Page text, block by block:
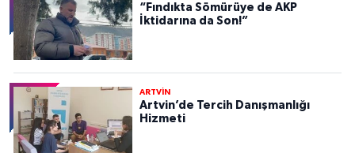
“Fındıkta Sömürüye de AKP
İktidarına da Son!”
ARTVİN
Artvin’de Tercih Danışmanlığı
Hizmeti